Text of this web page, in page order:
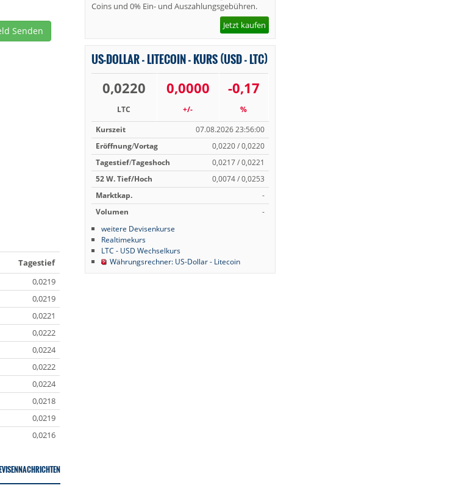
Senden
Tagestief
0,0219
0,0219
0,0221
0,0222
0,0224
0,0222
0,0224
0,0218
0,0219
0,0216
Coins und 0% Ein- und Auszahlungsgebühren.
Jetzt kaufen
US-DOLLAR - LITECOIN - KURS (USD - LTC)
0,0220
LTC
0,0000
+/-
-0,17
%
Kurszeit
07.08.2026 23:56:00
Eröffnung/Vortag
0,0220 / 0,0220
Tagestief/Tageshoch
0,0217 / 0,0221
52 W.Tief/Hoch
0,0074 / 0,0253
Marktkap.
-
Volumen
-
weitere Devisenkurse
Realtimekurs
LTC - USD Wechselkurs
Währungsrechner: US-Dollar - Litecoin